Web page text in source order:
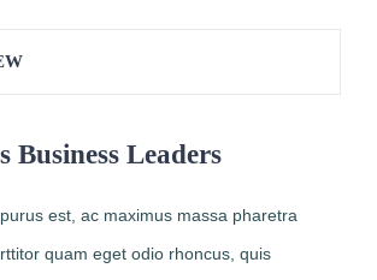
Business Leaders
est, ac maximus massa pharetra
quam eget odio rhoncus, quis